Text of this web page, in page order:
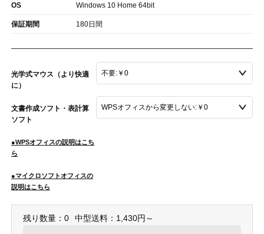
OS Windows 10 Home 64bit
保証期間 180日間
光学式マウス（より快適
に）
文書作成ソフト・表計算
ソフト
●WPSオフィスの説明はこち
ら
●マイクロソフトオフィスの
説明はこちら
残り数量：0 中型送料：1,430円～